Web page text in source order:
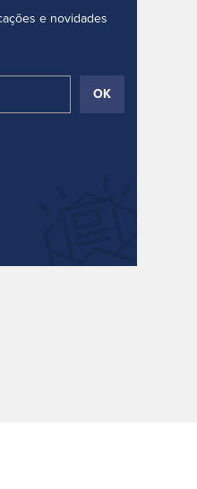
e novidades